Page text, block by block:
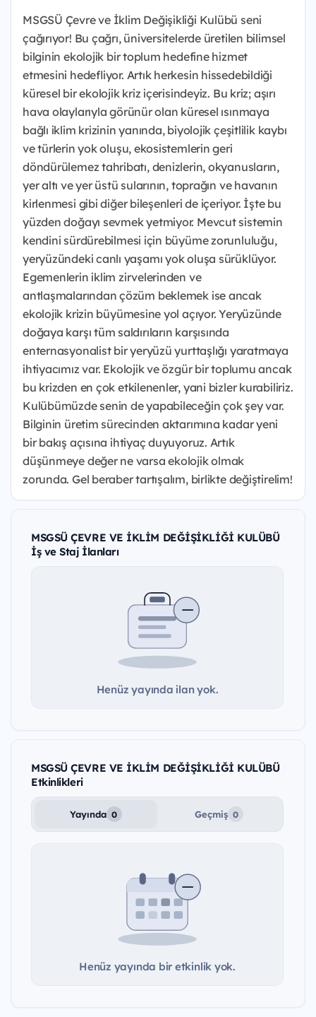
MSGSÜ Çevre ve İklim Değişikliği Kulübü seni
çağırıyor! Bu çağrı, üniversitelerde üretilen bilimsel
bilginin ekolojik bir toplum hedefine hizmet
etmesini hedefliyor. Artık herkesin hissedebildiği
küresel bir ekolojik kriz içerisindeyiz. Bu kriz; aşırı
hava olaylarıyla görünür olan küresel ısınmaya
bağlı iklim krizinin yanında, biyolojik çeşitlilik kaybı
ve türlerin yok oluşu, ekosistemlerin geri
döndürülemez tahribatı, denizlerin, okyanusların,
yer altı ve yer üstü sularının, toprağın ve havanın
kirlenmesi gibi diğer bileşenleri de içeriyor. İşte bu
yüzden doğayı sevmek yetmiyor. Mevcut sistemin
kendini sürdürebilmesi için büyüme zorunluluğu,
yeryüzündeki canlı yaşamı yok oluşa sürüklüyor.
Egemenlerin iklim zirvelerinden ve
antlaşmalarından çözüm beklemek ise ancak
ekolojik krizin büyümesine yol açıyor. Yeryüzünde
doğaya karşı tüm saldırıların karşısında
enternasyonalist bir yeryüzü yurttaşlığı yaratmaya
ihtiyacımız var. Ekolojik ve özgür bir toplumu ancak
bu krizden en çok etkilenenler, yani bizler kurabiliriz.
Kulübümüzde senin de yapabileceğin çok şey var.
Bilginin üretim sürecinden aktarımına kadar yeni
bir bakış açısına ihtiyaç duyuyoruz. Artık
düşünmeye değer ne varsa ekolojik olmak
zorunda. Gel beraber tartışalım, birlikte değiştirelim!
MSGSÜ ÇEVRE VE İKLİM DEĞİŞİKLİĞİ KULÜBÜ
İş ve Staj İlanları
Henüz yayında ilan yok.
MSGSÜ ÇEVRE VE İKLİM DEĞİŞİKLİĞİ KULÜBÜ
Etkinlikleri
Yayında 0 Geçmiş 0
Henüz yayında bir etkinlik yok.